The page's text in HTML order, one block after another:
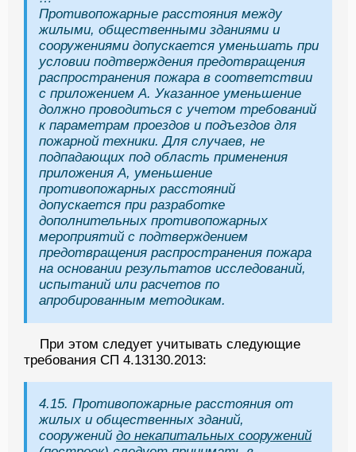
Противопожарные расстояния между
жилыми, общественными зданиями и
сооружениями допускается уменьшать при
условии подтверждения предотвращения
распространения пожара в соответствии
с приложением А. Указанное уменьшение
должно проводиться с учетом требований
к параметрам проездов и подъездов для
пожарной техники. Для случаев, не
подпадающих под область применения
приложения А, уменьшение
противопожарных расстояний
допускается при разработке
дополнительных противопожарных
мероприятий с подтверждением
предотвращения распространения пожара
на основании результатов исследований,
испытаний или расчетов по
апробированным методикам.
При этом следует учитывать следующие
требования СП 4.13130.2013:
4.15. Противопожарные расстояния от
жилых и общественных зданий,
сооружений до некапитальных сооружений